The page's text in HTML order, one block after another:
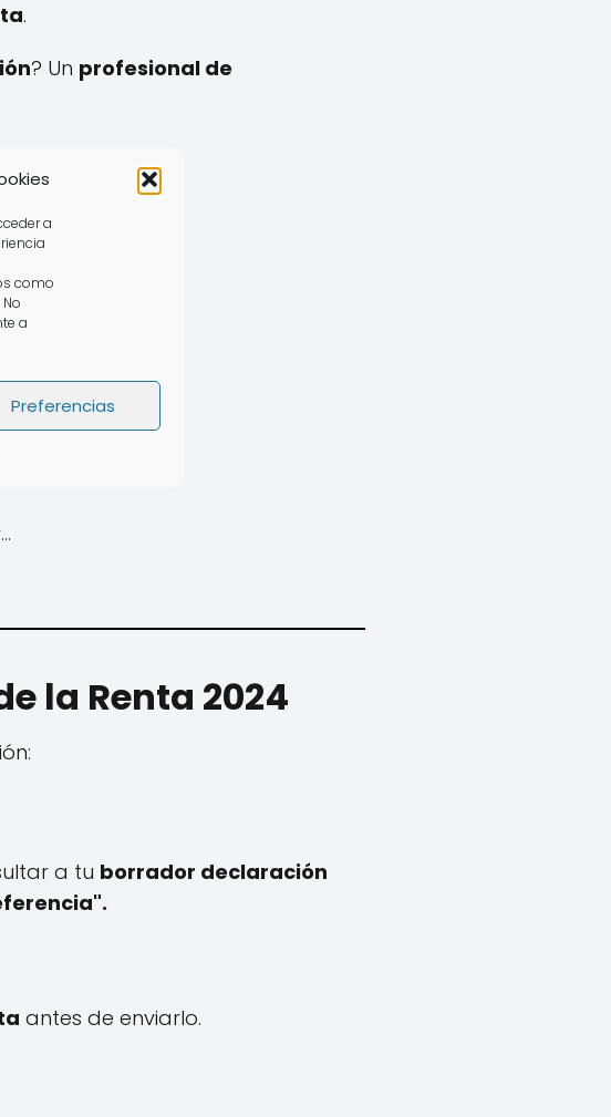
a
como
a
Preferencias
.
? Un profesional de
la Renta 2024
a tu borrador declaración
antes de enviarlo.